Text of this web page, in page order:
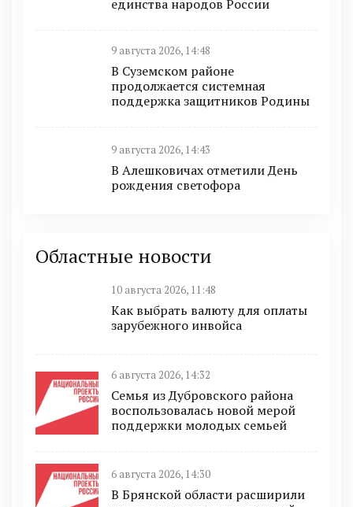
единства народов России
9 августа 2026, 14:48
В Суземском районе
продолжается системная
поддержка защитников Родины
9 августа 2026, 14:43
В Алешковичах отметили День
рождения светофора
Областные новости
10 августа 2026, 11:48
Как выбрать валюту для оплаты
зарубежного инвойса
6 августа 2026, 14:32
Семья из Дубровского района
воспользовалась новой мерой
поддержки молодых семьей
6 августа 2026, 14:30
В Брянской области расширили